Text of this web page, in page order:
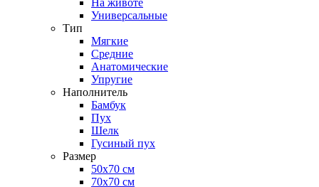
На животе
Универсальные
Тип
Мягкие
Средние
Анатомические
Упругие
Наполнитель
Бамбук
Пух
Шелк
Гусиный пух
Размер
50х70 см
70х70 см